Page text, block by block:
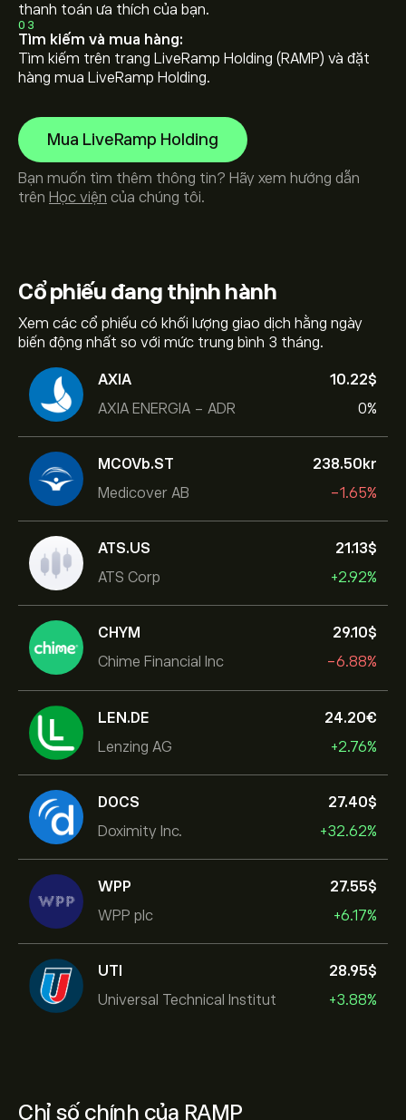
Cổ phiếu đang thịnh hành
Xem các cổ phiếu có khối lượng giao dịch hằng ngày
biến động nhất so với mức trung bình 3 tháng.
AXIA
AXIA ENERGIA - ADR
10.22‎$‎
0%
MCOVb.ST
Medicover AB
238.50‎kr‎
-1.65%
ATS.US
ATS Corp
21.13‎$‎
+2.92%
CHYM
Chime Financial Inc
29.10‎$‎
-6.88%
LEN.DE
Lenzing AG
24.20‎€‎
+2.76%
DOCS
Doximity Inc.
27.40‎$‎
+32.62%
WPP
WPP plc
27.55‎$‎
+6.17%
UTI
Universal Technical Institut
28.95‎$‎
+3.88%
Chỉ số chính của RAMP
thanh toán ưa thích của bạn.
03
Tìm kiếm và mua hàng:
Tìm kiếm trên trang LiveRamp Holding (RAMP) và đặt
hàng mua LiveRamp Holding.
Mua LiveRamp Holding
Bạn muốn tìm thêm thông tin? Hãy xem hướng dẫn
trên Học viện của chúng tôi.